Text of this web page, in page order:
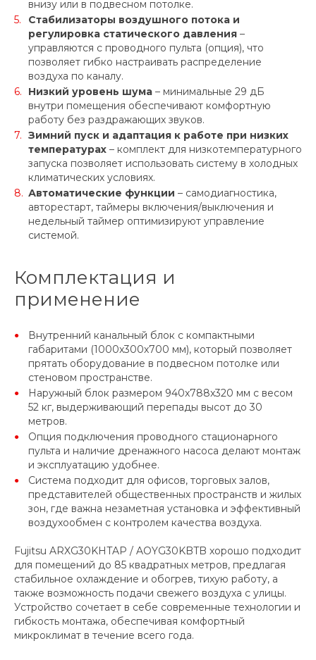
внизу или в подвесном потолке.
Стабилизаторы воздушного потока и
регулировка статического давления –
управляются с проводного пульта (опция), что
позволяет гибко настраивать распределение
воздуха по каналу.
Низкий уровень шума – минимальные 29 дБ
внутри помещения обеспечивают комфортную
работу без раздражающих звуков.
Зимний пуск и адаптация к работе при низких
температурах – комплект для низкотемпературного
запуска позволяет использовать систему в холодных
климатических условиях.
Автоматические функции – самодиагностика,
авторестарт, таймеры включения/выключения и
недельный таймер оптимизируют управление
системой.
Комплектация и
применение
Внутренний канальный блок с компактными
габаритами (1000x300x700 мм), который позволяет
прятать оборудование в подвесном потолке или
стеновом пространстве.
Наружный блок размером 940x788x320 мм с весом
52 кг, выдерживающий перепады высот до 30
метров.
Опция подключения проводного стационарного
пульта и наличие дренажного насоса делают монтаж
и эксплуатацию удобнее.
Система подходит для офисов, торговых залов,
представителей общественных пространств и жилых
зон, где важна незаметная установка и эффективный
воздухообмен с контролем качества воздуха.
Fujitsu ARXG30KHTAP / AOYG30KBTB хорошо подходит
для помещений до 85 квадратных метров, предлагая
стабильное охлаждение и обогрев, тихую работу, а
также возможность подачи свежего воздуха с улицы.
Устройство сочетает в себе современные технологии и
гибкость монтажа, обеспечивая комфортный
микроклимат в течение всего года.